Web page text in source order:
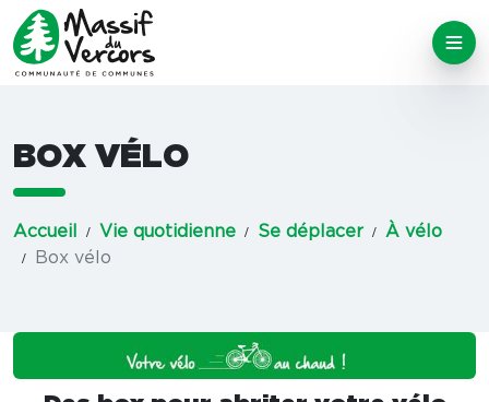
BOX VÉLO
Accueil Vie quotidienne Se déplacer
À vélo
Box vélo